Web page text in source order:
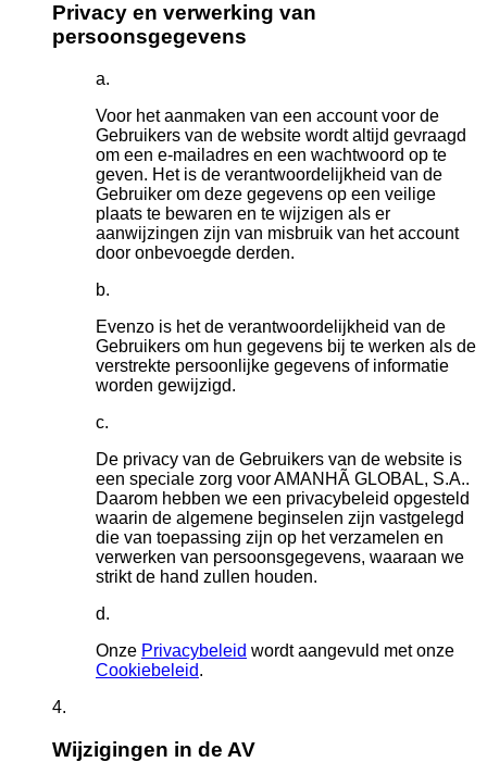
Privacy en verwerking van
persoonsgegevens
Voor het aanmaken van een account voor de
Gebruikers van de website wordt altijd gevraagd
om een e-mailadres en een wachtwoord op te
geven. Het is de verantwoordelijkheid van de
Gebruiker om deze gegevens op een veilige
plaats te bewaren en te wijzigen als er
aanwijzingen zijn van misbruik van het account
door onbevoegde derden.
Evenzo is het de verantwoordelijkheid van de
Gebruikers om hun gegevens bij te werken als de
verstrekte persoonlijke gegevens of informatie
worden gewijzigd.
De privacy van de Gebruikers van de website is
een speciale zorg voor AMANHÃ GLOBAL, S.A..
Daarom hebben we een privacybeleid opgesteld
waarin de algemene beginselen zijn vastgelegd
die van toepassing zijn op het verzamelen en
verwerken van persoonsgegevens, waaraan we
strikt de hand zullen houden.
Onze Privacybeleid wordt aangevuld met onze
Cookiebeleid.
Wijzigingen in de AV